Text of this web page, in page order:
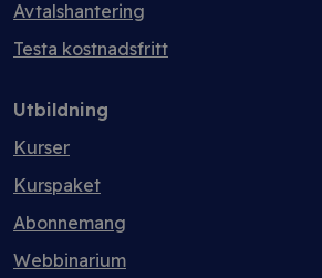
Avtalshantering
Testa kostnadsfritt
Utbildning
Kurser
Kurspaket
Abonnemang
Webbinarium